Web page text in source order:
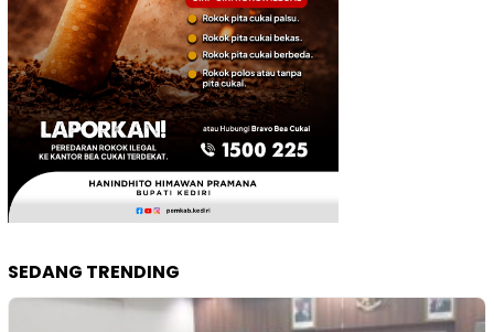
SEDANG TRENDING